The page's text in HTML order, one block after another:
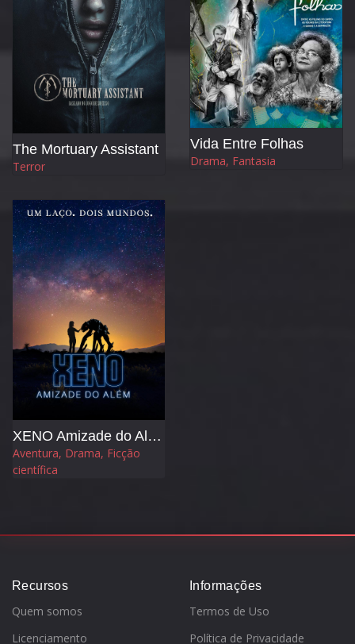
The Mortuary Assistant
Terror
Vida Entre Folhas
Drama, Fantasia
XENO Amizade do Além
Aventura, Drama, Ficção
científica
Recursos
Quem somos
Licenciamento
Informações
Termos de Uso
Política de Privacidade